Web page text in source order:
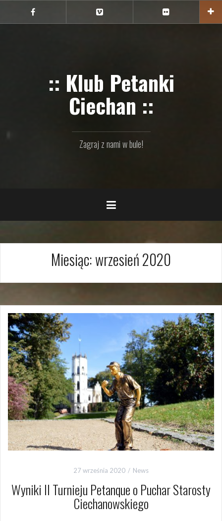
treści
Ciechan
na
na
na
:: Klub Petanki
Ciechan ::
Zagraj z nami w bule!
Miesiąc:wrzesień 2020
27 września 2020 News
Wyniki II Turnieju Petanque o Puchar Starosty
Ciechanowskiego